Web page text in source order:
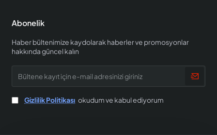
Abonelik
Haber bültenimize kaydolarak haberler ve promosyonlar
hakkında güncel kalın
kayıt
için
e-
mail
Gizlilik Politikası okudum ve kabul ediyorum